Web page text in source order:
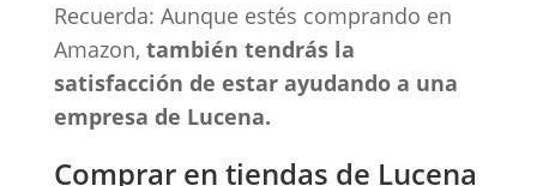
Recuerda: Aunque estés comprando en
Amazon, también tendrás la
satisfacción de estar ayudando a una
empresa de Lucena.
Comprar en tiendas de Lucena